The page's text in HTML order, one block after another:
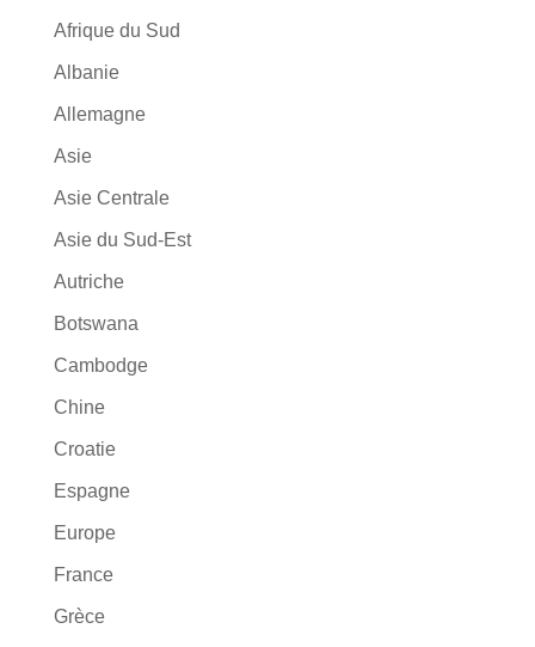
Afrique du Sud
Albanie
Allemagne
Asie
Asie Centrale
Asie du Sud-Est
Autriche
Botswana
Cambodge
Chine
Croatie
Espagne
Europe
France
Grèce